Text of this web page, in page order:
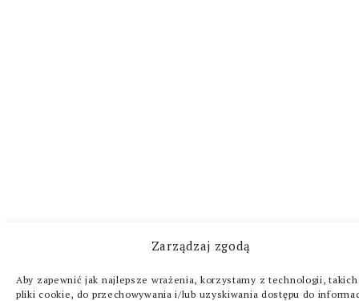
Zarządzaj zgodą
Aby zapewnić jak najlepsze wrażenia, korzystamy z technologii,
pliki cookie, do przechowywania i/lub uzyskiwania dostępu do